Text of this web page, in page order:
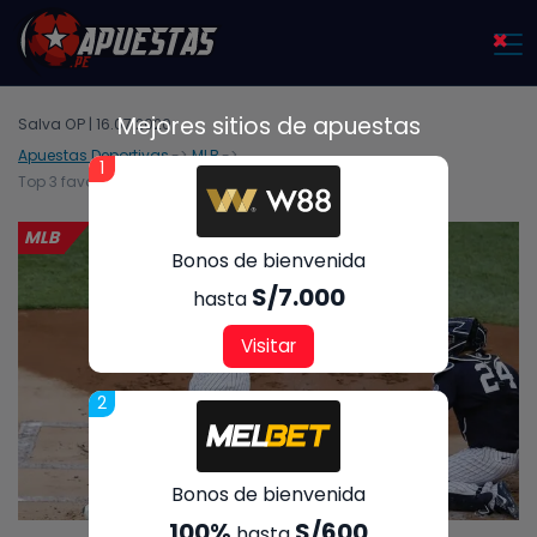
Salva OP | 16.07.2020
Apuestas Deportivas
MLB
Top 3 favoritos para ganar la MLB 2020
MLB
×
Mejores sitios de apuestas
1
Bonos de bienvenida
hastaS/7.000
Visitar
2
Bonos de bienvenida